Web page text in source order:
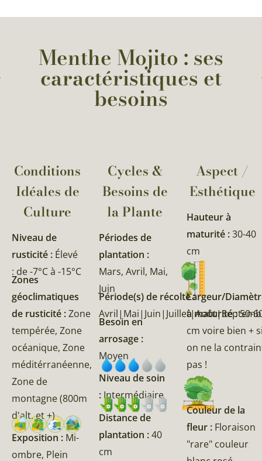
Menthe Mojito : ses
caractéristiques et
besoins
Conditions
Idéales de
Culture
Niveau de
rusticité : Élevé
: de -7°C à -15°C
Zones
géoclimatiques
de rusticité :Zone
tempérée, Zone
océanique, Zone
méditérranéenne,
Zone de
montagne (800m
d'alt. et +)
Exposition : Mi-
ombre, Plein
Cycles &
Besoins de
la Plante​
Périodes de
plantation :
Mars, Avril, Mai,
Juin
Période(s) de récolte :
Besoin en
arrosage :
Moyen
Niveau de soin
: Intermédiaire
Distance de
plantation :40
cm
Aspect /
Esthétique
Hauteur à
maturité :30-40
cm
Largeur/
à maturité :50-
cm voire bien +
on ne la
pas !
Couleur de la
fleur : Floraison
"rare" couleur